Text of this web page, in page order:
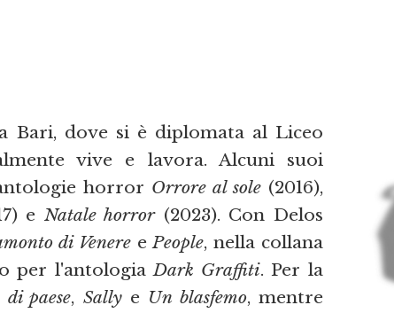
Bari, dove si è diplomata al Liceo
vive e lavora. Alcuni suoi
horror Orrore al sole(2016),
e Natale horror(2023). Con Delos
di VenereePeople, nella collana
per l'antologiaDark Graffiti. Per la
paese, Sallye Un blasfemo, mentre